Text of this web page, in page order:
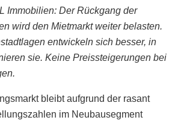
Immobilien: Der Rückgang der
wird den Mietmarkt weiter belasten.
entwickeln sich besser, in
sie. Keine Preissteigerungen bei
bleibt aufgrund der rasant
im Neubausegment